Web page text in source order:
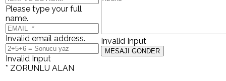
Please type your full
name.
Invalid email address.
Invalid Input
* ZORUNLU ALAN
Invalid Input